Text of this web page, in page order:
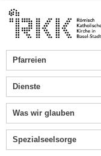
Pfarreien
Dienste
Was wir glauben
Spezialseelsorge